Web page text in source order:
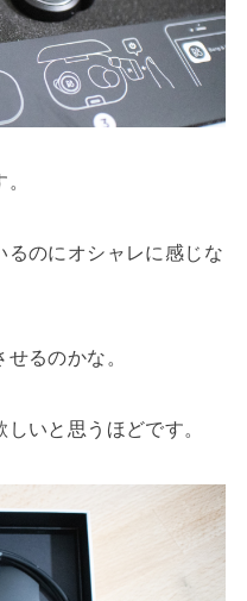
るのにオシャレに感じな
るのかな。
いと思うほどです。